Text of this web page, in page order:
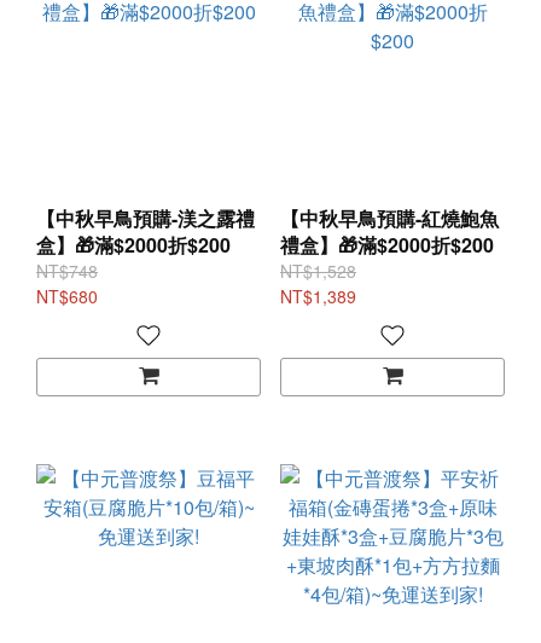
【中秋早鳥預購-渼之露禮
盒】🎁滿$2000折$200
NT$748
NT$680
【中秋早鳥預購-紅燒鮑魚
禮盒】🎁滿$2000折$200
NT$1,528
NT$1,389